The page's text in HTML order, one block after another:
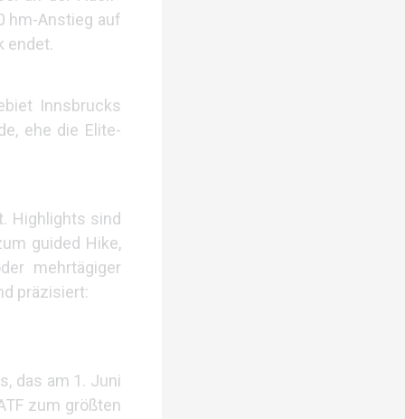
hm-Anstieg auf
endet.
Innsbrucks
ehe die Elite-
Highlights sind
guided Hike,
mehrtägiger
präzisiert:
das am 1. Juni
zum größten